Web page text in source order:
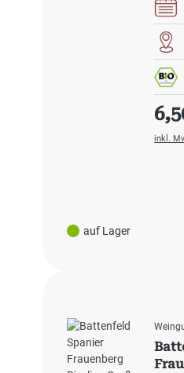
auf Lager
inkl.